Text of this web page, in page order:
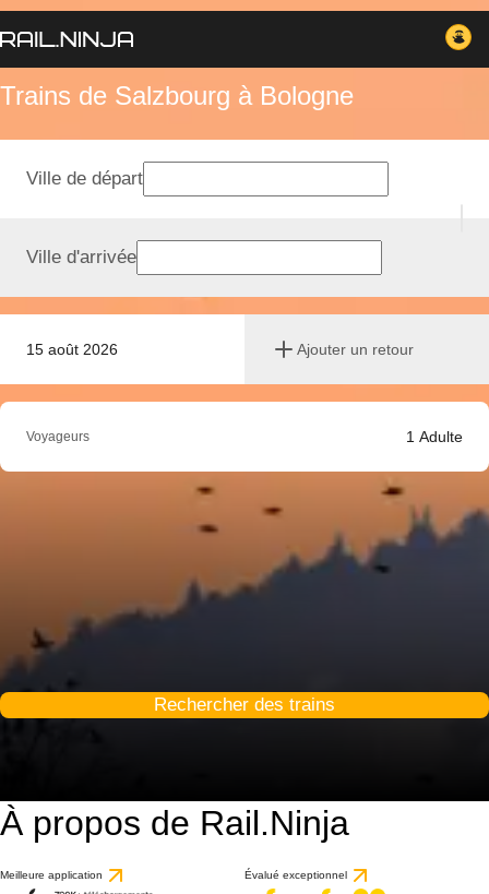
Trains de Salzbourg à Bologne
15 août 2026 Ajouter un retour
Ville de départ
Ville d'arrivée
Voyageurs 1 Adulte
Rechercher des trains
À propos de Rail.Ninja
Meilleure application Évalué exceptionnel basé sur 1 avis